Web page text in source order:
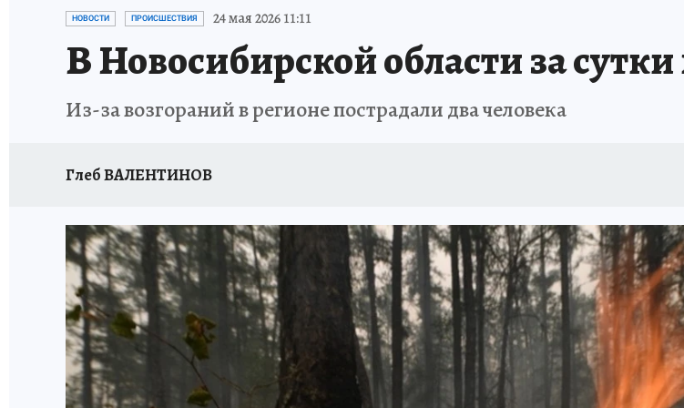
ОТДЫХ В РОССИИ ЗАПОВЕДНАЯ РОССИЯ
НОВОСТИ ПРОИСШЕСТВИЯ 24 мая 2026 11:11
В Новосибирской области за
Из-за возгораний в регионе пострадали два человека
Глеб ВАЛЕНТИНОВ